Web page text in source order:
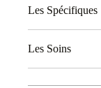
Les Spécifiques
Les Soins